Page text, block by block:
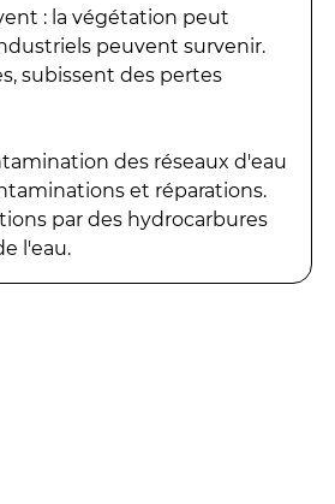
: la végétation peut
peuvent survenir.
subissent des pertes
des réseaux d'eau
et réparations.
par des hydrocarbures
l'eau.